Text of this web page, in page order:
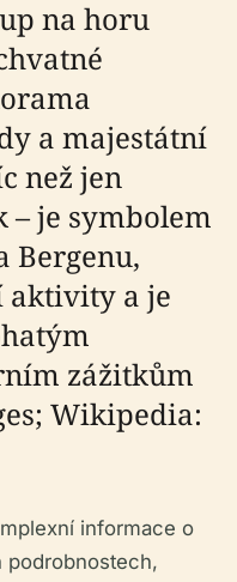
na horu
a majestátní
než jen
je symbolem
Bergenu,
aktivity a je
zážitkům
Wikipedia:
informace o
podrobnostech,